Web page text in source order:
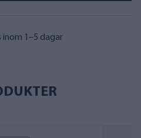
inom 1–5 dagar